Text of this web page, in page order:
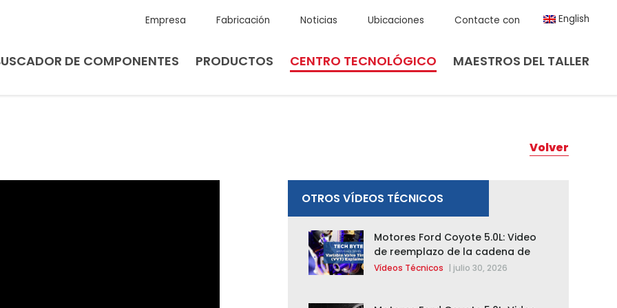
Empresa Fabricación Noticias Ubicaciones Contacte con English
DE COMPONENTES PRODUCTOS CENTRO TECNOLÓGICO MAESTROS DEL TALLER
Volver
OTROS VÍDEOS TÉCNICOS
Motores Ford Coyote 5.0L: Video
de reemplazo de la cadena de
distribución de la F-150 2015 –
Vídeos Técnicos | julio 30, 2026